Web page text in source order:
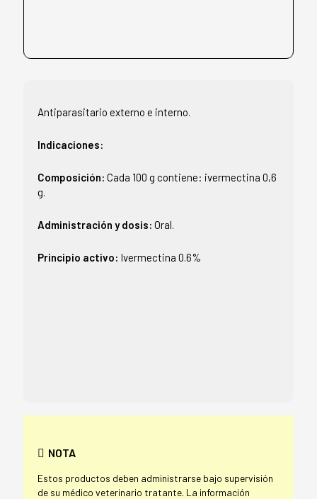
Antiparasitario externo e interno.
Indicaciones:
Composición: Cada 100 g contiene: ivermectina 0,6
g.
Administración y dosis: Oral.
Principio activo: Ivermectina 0.6%
NOTA
Estos productos deben administrarse bajo supervisión
de su médico veterinario tratante. La información